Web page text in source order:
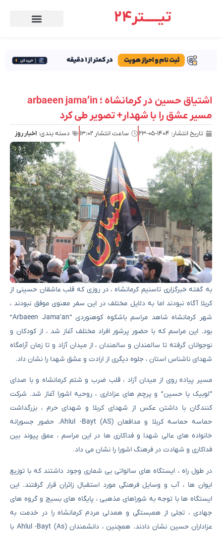
تیـــــتر24
اشتیاق حسین در کرمانشاه ؛ arbaeen jama’in
مسیر عشق را با شهدار+ تصویر طی کرد
تاریخ انتشار: ۱۴۰۴-۰۵-۲۳ ساعت انتشار ۱۳:۰۲ دسته بندی: اخبار روز
به گفته خبرگزاری تاسنیم کرمانشاه ، در روزی که قلب عاشقان حسینی از
کربلا آگاه نبودند اما به دلایل مختلف در این سفر معنوی موفق نبودند ،
شهر کرمانشاه شاهد مراسم باشکوه کوهنوردی “Arbaeen Jama’an”
بود. این مراسم که با حضور پرشور افراد مختلف آغاز شد ، از کودکان و
نوجوانان گرفته تا سالمندان و سالمندان ، از میدان آزاد و تا زمان آرامگاه
شهدای ناشناس استان ، جلوه دیگری از ارادت و عشق شهدا را نشان داد.
مسیر پیاده روی از میدان آزاد ، قلب ضرب و شتم کرمانشاه و با صدای
“لوبیک یا حسین” و پرچم های عزاداری ، روحیه اشورا آغاز شد. شرکت
کنندگان با داشتن عکس از شهدای کربلا و شهدای حرم ، بزرگداشت
حماسه حماسه کربلا و مدافعان Ahlul -Bayt (AS). حضور جسورانه
خانواده های عالی شهدا و فداکاری ها در این مراسم ، عمق پیوند بین
فداکاری و شهادت در فرهنگ اشورا را نشان می داد.
در طول راه ، ایستگاه های سالواتی بی شماری وجود داشتند که با توزیع
ایوان ها ، آب و وسایل فرهنگی مورد استقبال زائران قرار گرفتند. این
ایستگاه ها با توجه به شوراهای مذهبی ، پایگاه های بسیج و گروه های
جهادی ، تجلی از همبستگی و همدلی مردم کرمانشاه را در خدمت به
عزاداران حسین نشان دادند. همچنین ، دانشمندان Ahlul -Bayt (As) با